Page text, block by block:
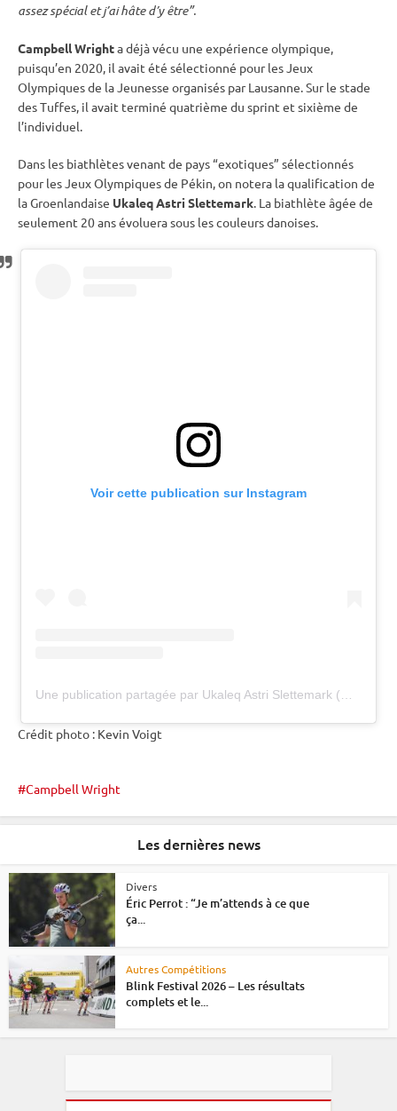
assez spécial et j’ai hâte d’y être”.
Campbell Wrighta déjà vécu une expérience olympique,
puisqu’en 2020, il avait été sélectionné pour lesJeux
Olympiquesde la Jeunesse organisés par Lausanne. Sur le stade
des Tuffes, il avait terminé quatrième du sprint et sixième de
l’individuel.
Dans les biathlètes venant de pays “exotiques” sélectionnés
pour lesJeux Olympiquesde Pékin, on notera la qualification de
la Groenlandaise Ukaleq Astri Slettemark. La biathlète âgée de
seulement 20 ans évoluera sous les couleurs danoises.
Voir cette publication sur Instagram
Crédit photo : Kevin Voigt
Campbell Wright
Les dernières news
Divers
Éric Perrot : “Je m’attends à ce que
ça...
Autres Compétitions
Blink Festival 2026 – Les résultats
complets et le...